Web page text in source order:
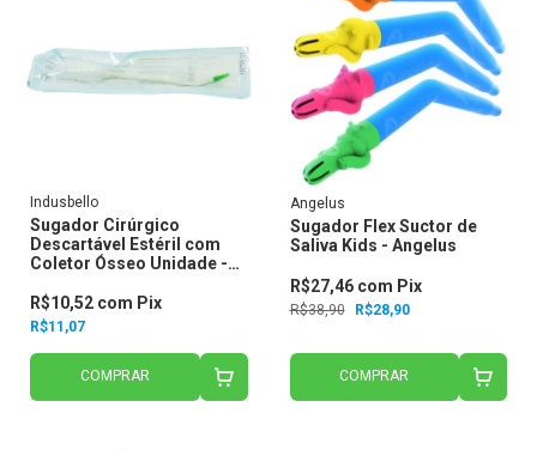
Indusbello
Sugador Cirúrgico
Descartável Estéril com
Coletor Ósseo Unidade -
R$11,07
R$10,52 com Pix
COMPRAR
Angelus
Sugador Flex Suctor de
Saliva Kids - Angelus
R$38,90 R$28,90
R$27,46 com Pix
COMPRAR